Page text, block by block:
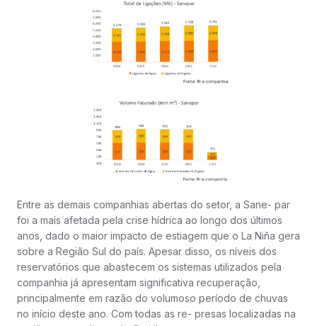
Entre as demais companhias abertas do setor, a Sane- par
foi a mais afetada pela crise hídrica ao longo dos últimos
anos, dado o maior impacto de estiagem que o La Niña gera
sobre a Região Sul do país. Apesar disso, os níveis dos
reservatórios que abastecem os sistemas utilizados pela
companhia já apresentam significativa recuperação,
principalmente em razão do volumoso período de chuvas
no início deste ano. Com todas as re- presas localizadas na